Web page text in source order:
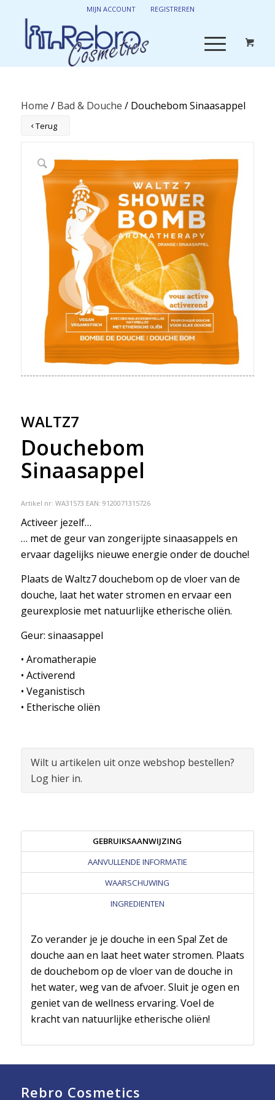
MIJN ACCOUNT REGISTREREN
Home / Bad & Douche / Douchebom Sinaasappel
Terug
WALTZ7
Douchebom
Sinaasappel
Artikel nr: WA31573 EAN: 9120071315726
Activeer jezelf…
… met de geur van zongerijpte sinaasappels en
ervaar dagelijks nieuwe energie onder de douche!
Plaats de Waltz7 douchebom op de vloer van de
douche, laat het water stromen en ervaar een
geurexplosie met natuurlijke etherische oliën.
Geur: sinaasappel
• Aromatherapie
• Activerend
• Veganistisch
• Etherische oliën
Wilt u artikelen uit onze webshop bestellen?
Log hier in.
GEBRUIKSAANWIJZING
AANVULLENDE INFORMATIE
WAARSCHUWING
INGREDIENTEN
Zo verander je je douche in een Spa! Zet de
douche aan en laat heet water stromen. Plaats
de douchebom op de vloer van de douche in
het water, weg van de afvoer. Sluit je ogen en
geniet van de wellness ervaring. Voel de
kracht van natuurlijke etherische oliën!
Rebro Cosmetics